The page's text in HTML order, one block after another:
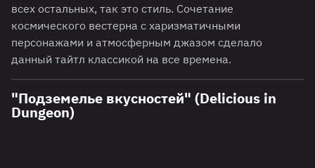
всех остальных, так это стиль. Сочетание
космического вестерна с харизматичными
персонажами и атмосферным джазом сделало
данный тайтл классикой на все времена.
"Подземелье вкусностей" (Delicious in
Dungeon)